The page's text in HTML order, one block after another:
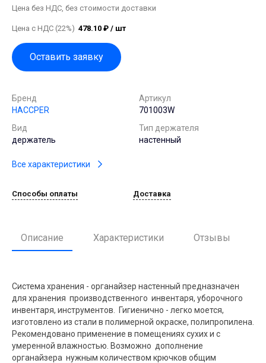
Цена без НДС, без стоимости доставки
Цена с НДС (22%) 478.10 ₽ / шт
Оставить заявку
Бренд
HACCPER
Артикул
701003W
Вид
держатель
Тип держателя
настенный
Все характеристики
Способы оплаты Доставка
Описание Характеристики Отзывы
Система хранения - органайзер настенный предназначен
для хранения производственного инвентаря, уборочного
инвентаря, инструментов. Гигиенично - легко моется,
изготовлено из стали в полимерной окраске, полипропилена.
Рекомендовано применение в помещениях сухих и с
умеренной влажностью. Возможно дополнение
органайзера нужным количеством крючков общим